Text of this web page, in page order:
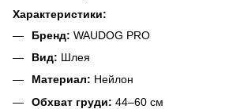
Характеристики:
Бренд: WAUDOG PRO
Вид: Шлея
Материал: Нейлон
Обхват груди: 44–60 см